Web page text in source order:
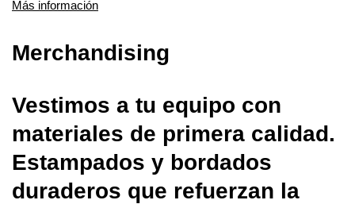
Más información
Merchandising
Vestimos a tu equipo con
materiales de primera calidad.
Estampados y bordados
duraderos que refuerzan la